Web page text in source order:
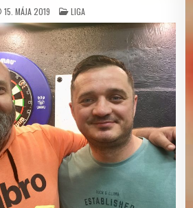
15. MÁJA 2019 POSTED
IN
LIGA